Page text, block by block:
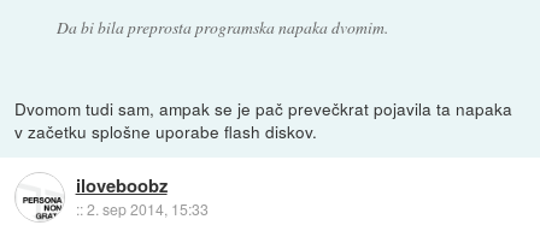
Da bi bila preprosta programska napaka dvomim.
Dvomom tudi sam, ampak se je pač prevečkrat pojavila ta napaka
v začetku splošne uporabe flash diskov.
iloveboobz
::2. sep 2014, 15:33